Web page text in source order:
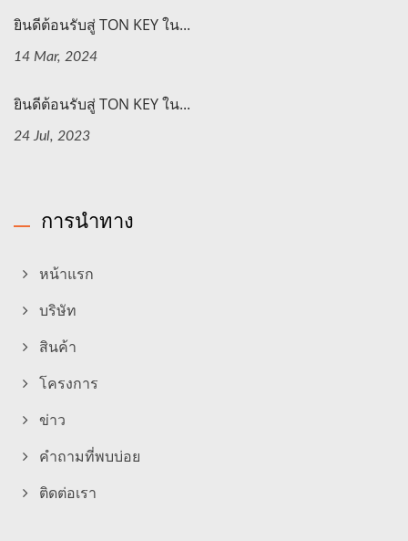
ยินดีต้อนรับสู่ TON KEY ใน...
14 Mar, 2024
ยินดีต้อนรับสู่ TON KEY ใน...
24 Jul, 2023
การนำทาง
หน้าแรก
บริษัท
สินค้า
โครงการ
ข่าว
คำถามที่พบบ่อย
ติดต่อเรา